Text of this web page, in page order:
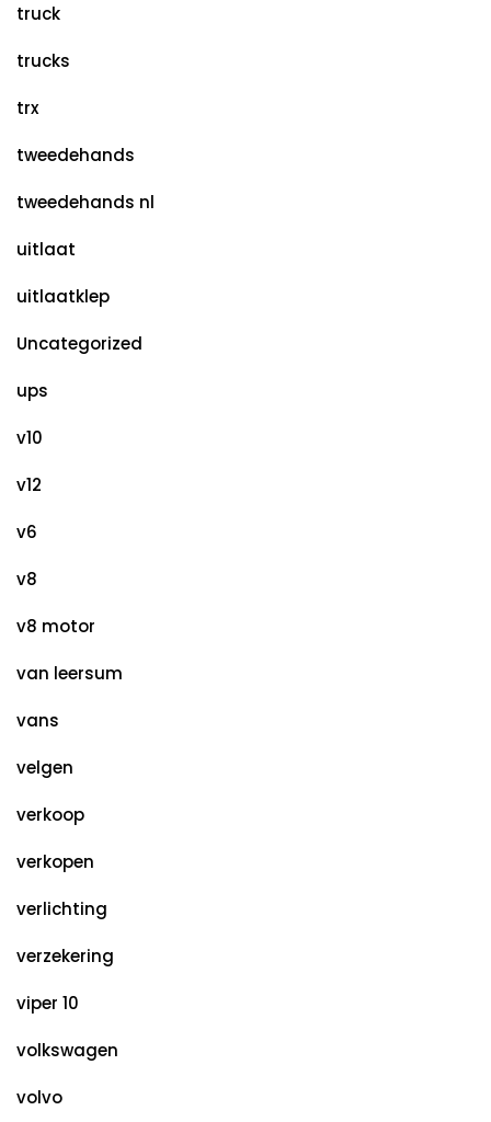
truck
trucks
trx
tweedehands
tweedehands nl
uitlaat
uitlaatklep
Uncategorized
ups
v10
v12
v6
v8
v8 motor
van leersum
vans
velgen
verkoop
verkopen
verlichting
verzekering
viper 10
volkswagen
volvo